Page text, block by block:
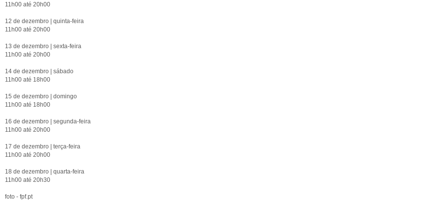
11h00 até 20h00
12 de dezembro | quinta-feira
11h00 até 20h00
13 de dezembro | sexta-feira
11h00 até 20h00
14 de dezembro | sábado
11h00 até 18h00
15 de dezembro | domingo
11h00 até 18h00
16 de dezembro | segunda-feira
11h00 até 20h00
17 de dezembro | terça-feira
11h00 até 20h00
18 de dezembro | quarta-feira
​​​​​​​11h00 até 20h30
foto - fpf.pt